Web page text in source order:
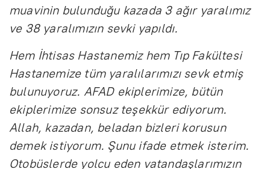
muavinin bulunduğu kazada 3 ağır yaralımız
ve 38 yaralımızın sevki yapıldı.
Hem İhtisas Hastanemiz hem Tıp Fakültesi
Hastanemize tüm yaralılarımızı sevk etmiş
bulunuyoruz. AFAD ekiplerimize, bütün
ekiplerimize sonsuz teşekkür ediyorum.
Allah, kazadan, beladan bizleri korusun
demek istiyorum. Şunu ifade etmek isterim.
Otobüslerde yolcu eden vatandaşlarımızın